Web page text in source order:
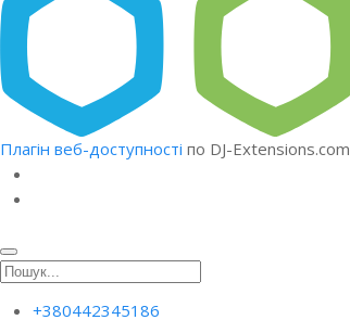
Плагін веб-доступності по DJ-Extensions.com
+380442345186